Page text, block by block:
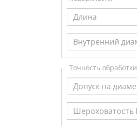
Точность обработки